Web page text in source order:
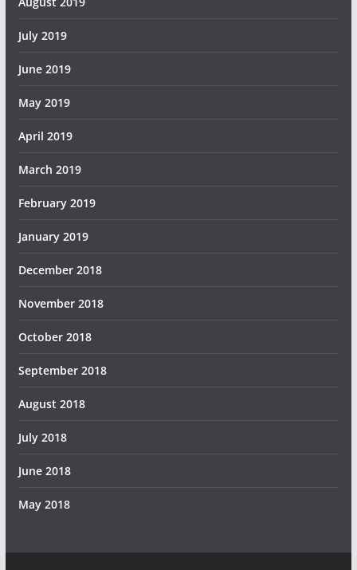
July 2019
June 2019
May 2019
April 2019
March 2019
February 2019
January 2019
December 2018
November 2018
October 2018
September 2018
August 2018
July 2018
June 2018
May 2018